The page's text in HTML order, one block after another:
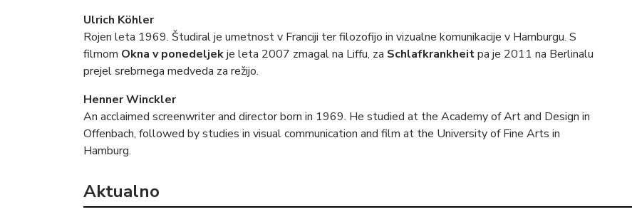
Ulrich Köhler
Rojen leta 1969. Študiral je umetnost v Franciji ter filozofijo in vizualne komunikacije v Hamburgu. S
filmom Okna v ponedeljekje leta 2007 zmagal na Liffu, za Schlafkrankheitpa je 2011 na Berlinalu
prejel srebrnega medveda za režijo.
Henner Winckler
An acclaimed screenwriter and director born in 1969. He studied at the Academy of Art and Design in
Offenbach, followed by studies in visual communication and film at the University of Fine Arts in
Hamburg.
Aktualno